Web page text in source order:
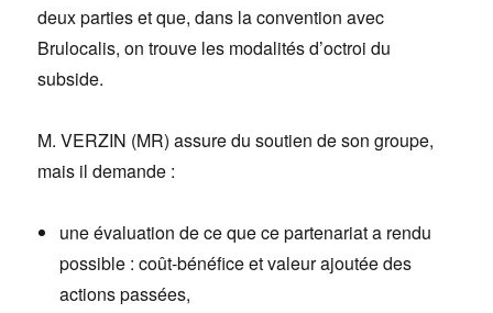
deux parties et que, dans la convention avec
Brulocalis, on trouve les modalités d’octroi du
subside.
M. VERZIN (MR) assure du soutien de son groupe,
mais il demande :
une évaluation de ce que ce partenariat a rendu
possible : coût-bénéfice et valeur ajoutée des
actions passées,